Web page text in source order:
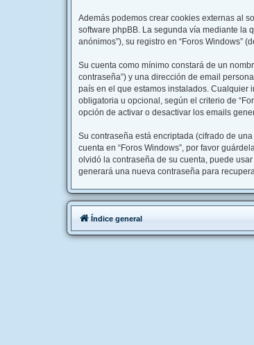
Además podemos crear cookies externas al
software phpBB. La segunda vía mediante la
anónimos”), su registro en “Foros Windows”
Su cuenta como mínimo constará de un
contraseña”) y una dirección de email
país en el que estamos instalados. Cualquier
obligatoria u opcional, según el criterio de
opción de activar o desactivar los emails
Su contraseña está encriptada (cifrado de
cuenta en “Foros Windows”, por favor
olvidó la contraseña de su cuenta, puede
generará una nueva contraseña para
Índice general